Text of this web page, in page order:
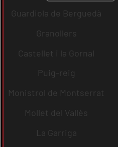
Guardiola de Berguedà
Granollers
Castellet i la Gornal
Puig-reig
Monistrol de Montserrat
Mollet del Vallès
La Garriga